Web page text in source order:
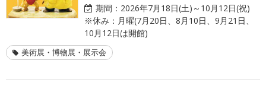
期間： 2026年7月18日(土)～10月12日(祝)
※休み：月曜(7月20日、8月10日、9月21日、
10月12日は開館)
美術展・博物展・展示会